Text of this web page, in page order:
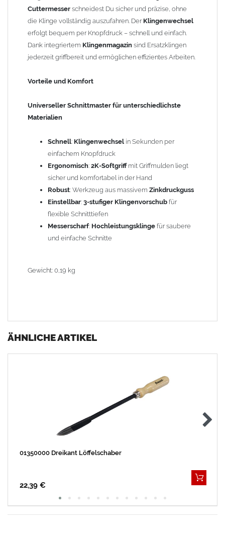
Messerscharf :Hochleistungsklingefür saubere und
einfache Schnitte
Gewicht: 0,19 kg
Cuttermesser schneidest Du sicher und präzise, ohne
die Klinge vollständig auszufahren. Der Klingenwechsel
erfolgt bequem per Knopfdruck – schnell und einfach.
Dank integriertem Klingenmagazin sind Ersatzklingen
jederzeit griffbereit und ermöglichen effizientes Arbeiten.
Vorteile und Komfort
Universeller Schnittmaster für unterschiedlichste
Materialien
Schnell: Klingenwechsel in Sekunden per
einfachem Knopfdruck
Ergonomisch: 2K-Softgriffmit Griffmulden liegt
sicher und komfortabel in der Hand
Robust: Werkzeug aus massivem Zinkdruckguss
Einstellbar: 3-stufiger Klingenvorschub für
flexible Schnitttiefen
Messerscharf: Hochleistungsklinge für saubere
und einfache Schnitte
Gewicht: 0,19 kg
ÄHNLICHE ARTIKEL
01350000 Dreikant Löffelschaber
22,39 €